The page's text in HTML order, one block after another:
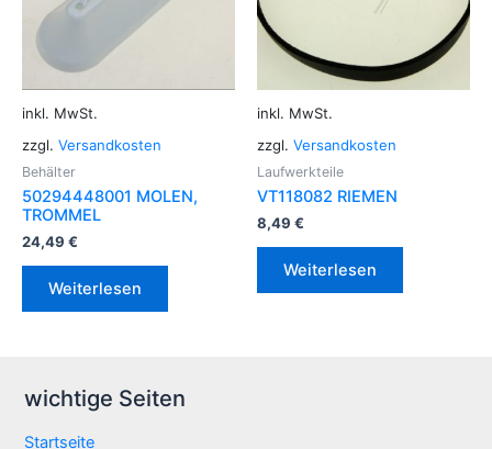
inkl. MwSt.
zzgl. Versandkosten
Behälter
50294448001 MOLEN,
TROMMEL
24,49 €
Weiterlesen
inkl. MwSt.
zzgl. Versandkosten
Laufwerkteile
VT118082 RIEMEN
8,49 €
Weiterlesen
wichtige Seiten
Startseite